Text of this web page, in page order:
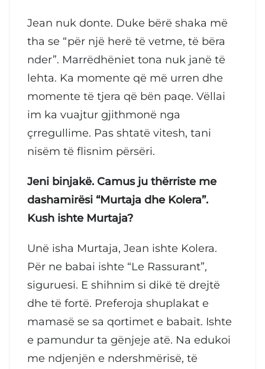
Jean nuk donte. Duke bërë shaka më
tha se “për një herë të vetme, të bëra
nder”. Marrëdhëniet tona nuk janë të
lehta. Ka momente që më urren dhe
momente të tjera që bën paqe. Vëllai
im ka vuajtur gjithmonë nga
çrregullime. Pas shtatë vitesh, tani
nisëm të flisnim përsëri.
Jeni binjakë. Camus ju thërriste me
dashamirësi “Murtaja dhe Kolera”.
Kush ishte Murtaja?
Unë isha Murtaja, Jean ishte Kolera.
Për ne babai ishte “Le Rassurant”,
siguruesi. E shihnim si dikë të drejtë
dhe të fortë. Preferoja shuplakat e
mamasë se sa qortimet e babait. Ishte
e pamundur ta gënjeje atë. Na edukoi
me ndjenjën e ndershmërisë, të